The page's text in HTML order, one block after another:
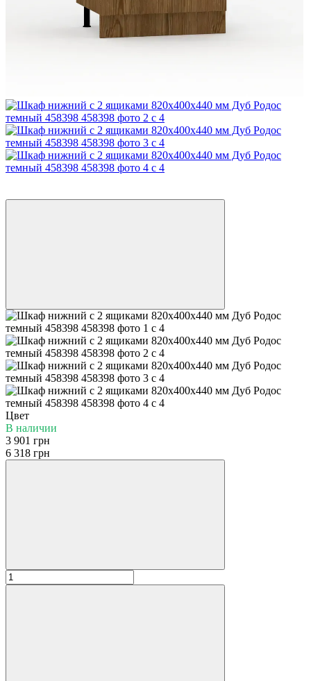
Цвет
В наличии
3 901 грн
6 318 грн